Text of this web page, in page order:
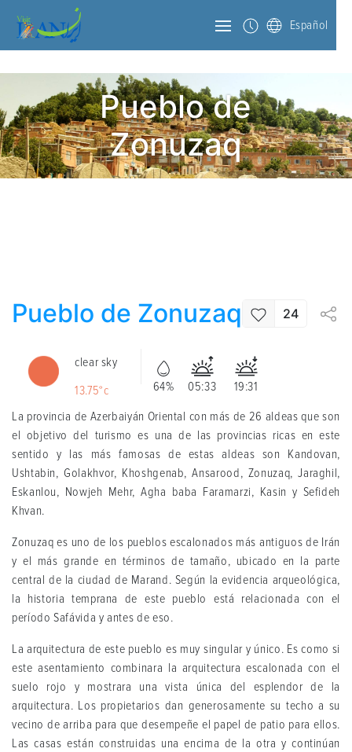
Español
Pueblo de
Zonuzaq
Pueblo de Zonuzaq 24
clear sky
13.75°c
64% 05:33
19:31
La provincia de Azerbaiyán Oriental con más de 26 aldeas que son
el objetivo del turismo es una de las provincias ricas en este
sentido y las más famosas de estas aldeas son Kandovan,
Ushtabin, Golakhvor, Khoshgenab, Ansarood, Zonuzaq, Jaraghil,
Eskanlou, Nowjeh Mehr, Agha baba Faramarzi, Kasin y Sefideh
Khvan.
Zonuzaq es uno de los pueblos escalonados más antiguos de Irán
y el más grande en términos de tamaño, ubicado en la parte
central de la ciudad de Marand. Según la evidencia arqueológica,
la historia temprana de este pueblo está relacionada con el
período Safávida y antes de eso.
La arquitectura de este pueblo es muy singular y único. Es como si
este asentamiento combinara la arquitectura escalonada con el
suelo rojo y mostrara una vista única del esplendor de la
arquitectura. Los propietarios dan generosamente su techo a su
vecino de arriba para que desempeñe el papel de patio para ellos.
Las casas están construidas una encima de la otra y continúan